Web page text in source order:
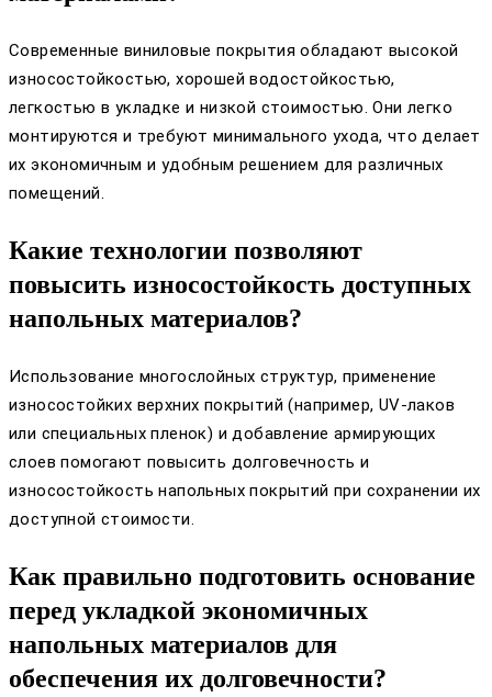
Современные виниловые покрытия обладают высокой
износостойкостью, хорошей водостойкостью,
легкостью в укладке и низкой стоимостью. Они легко
монтируются и требуют минимального ухода, что делает
их экономичным и удобным решением для различных
помещений.
Какие технологии позволяют
повысить износостойкость доступных
напольных материалов?
Использование многослойных структур, применение
износостойких верхних покрытий (например, UV-лаков
или специальных пленок) и добавление армирующих
слоев помогают повысить долговечность и
износостойкость напольных покрытий при сохранении их
доступной стоимости.
Как правильно подготовить основание
перед укладкой экономичных
напольных материалов для
обеспечения их долговечности?